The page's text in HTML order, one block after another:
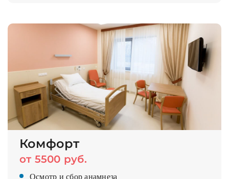
Комфорт
от 5500 руб.
Осмотр и сбор анамнеза